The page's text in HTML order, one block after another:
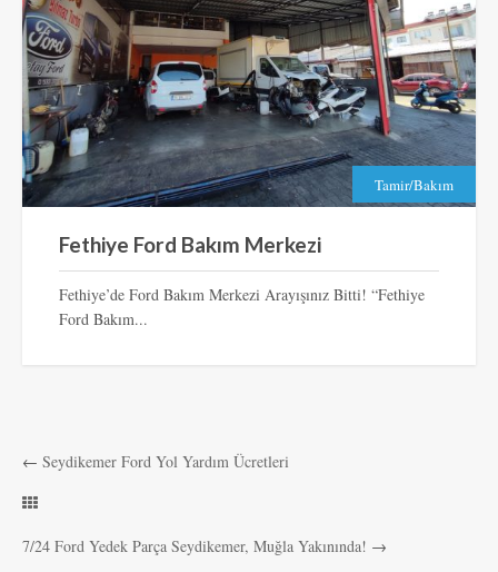
Tamir/Bakım
Fethiye Ford Bakım Merkezi
Fethiye’de Ford Bakım Merkezi Arayışınız Bitti! “Fethiye
Ford Bakım...
← Seydikemer Ford Yol Yardım Ücretleri
7/24 Ford Yedek Parça Seydikemer, Muğla Yakınında! →